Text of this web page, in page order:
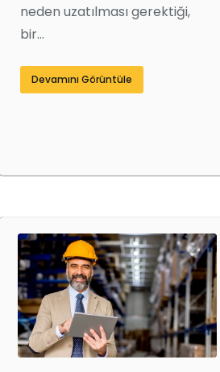
neden uzatılması gerektiği,
bir…
Devamını Görüntüle